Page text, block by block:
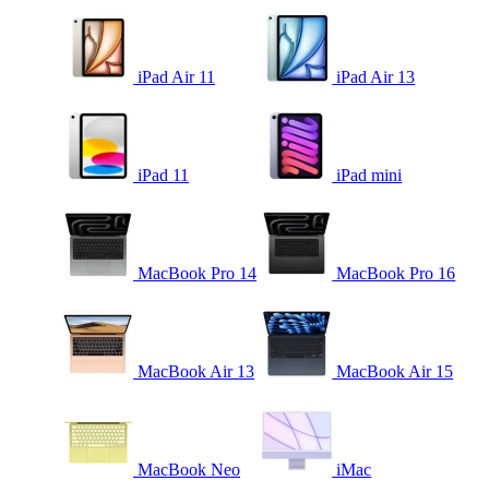
iPad Air 11 iPad Air 13
iPad 11 iPad mini
MacBook Pro 14 MacBook Pro 16
MacBook Air 13 MacBook Air 15
MacBook Neo iMac